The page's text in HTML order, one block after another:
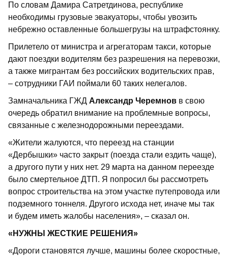
По словам Дамира Сатретдинова, республике
необходимы грузовые эвакуаторы, чтобы увозить
небрежно оставленные большегрузы на штрафстоянку.
Прилетело от министра и агрегаторам такси, которые
дают поездки водителям без разрешения на перевозки,
а также мигрантам без российских водительских прав,
– сотрудники ГАИ поймали 60 таких нелегалов.
Замначальника ГЖД Александр Черемнов в свою
очередь обратил внимание на проблемные вопросы,
связанные с железнодорожными переездами.
«Жители жалуются, что переезд на станции
«Дербышки» часто закрыт (поезда стали ездить чаще),
а другого пути у них нет. 29 марта на данном переезде
было смертельное ДТП. Я попросил бы рассмотреть
вопрос строительства на этом участке путепровода или
подземного тоннеля. Другого исхода нет, иначе мы так
и будем иметь жалобы населения», – сказал он.
«НУЖНЫ ЖЕСТКИЕ РЕШЕНИЯ»
«Дороги становятся лучше, машины более скоростные,